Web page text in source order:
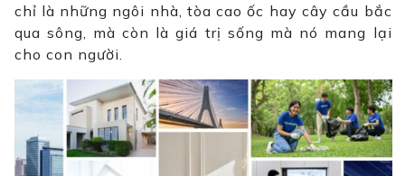
chỉ là những ngôi nhà, tòa cao ốc hay cây cầu bắc
qua sông, mà còn là giá trị sống mà nó mang lại
cho con người.